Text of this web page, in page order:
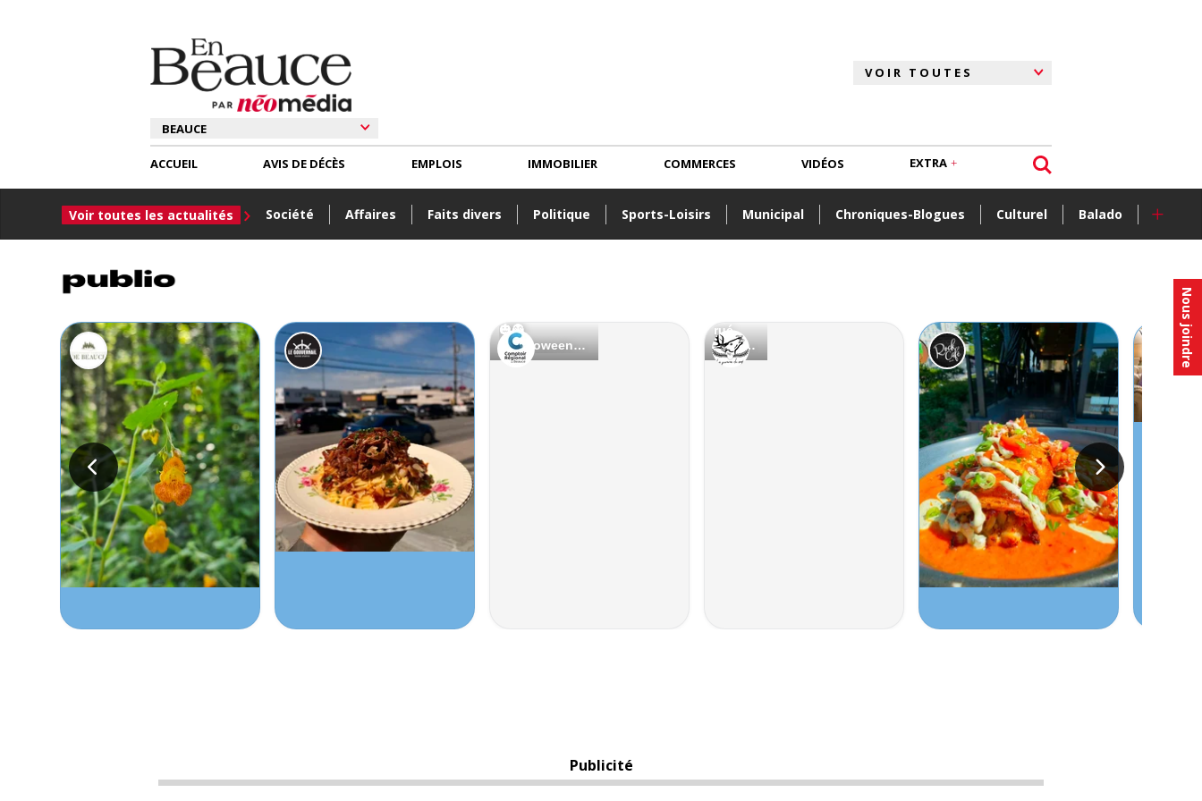
Nous joindre
ACCUEIL
Voir toutes les actualités Société Affaires Faits divers Politique Sports-Loisirs Municipal Chroniques-Blogues Culturel Balado +
AVIS DE DÉCÈS EMPLOIS IMMOBILIER COMMERCES VIDÉOS EXTRA
Publicité